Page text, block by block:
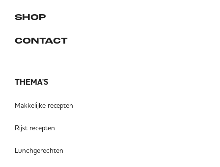
SHOP
CONTACT
THEMA'S
Makkelijke recepten
Rijst recepten
Lunchgerechten